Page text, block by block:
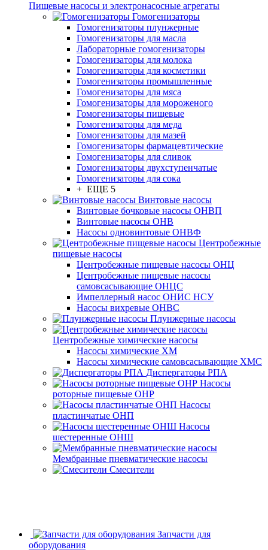
Пищевые насосы и электронасосные агрегаты
Гомогенизаторы
Гомогенизаторы плунжерные
Гомогенизаторы для масла
Лабораторные гомогенизаторы
Гомогенизаторы для молока
Гомогенизаторы для косметики
Гомогенизаторы промышленные
Гомогенизаторы для мяса
Гомогенизаторы для мороженого
Гомогенизаторы пищевые
Гомогенизаторы для меда
Гомогенизаторы для мазей
Гомогенизаторы фармацевтические
Гомогенизаторы для сливок
Гомогенизаторы двухступенчатые
Гомогенизаторы для сока
+ ЕЩЕ 5
Винтовые насосы
Винтовые бочковые насосы ОНВП
Винтовые насосы ОНВ
Насосы одновинтовые ОНВФ
Центробежные
пищевые насосы
Центробежные пищевые насосы ОНЦ
Центробежные пищевые насосы
самовсасывающие ОНЦС
Импеллерный насос ОНИС НСУ
Насосы вихревые ОНВС
Плунжерные насосы
Центробежные химические насосы
Насосы химические ХМ
Насосы химические самовсасывающие ХМС
Диспергаторы РПА
Насосы
роторные пищевые ОНР
Насосы
пластинчатые ОНП
Насосы
шестеренные ОНШ
Мембранные пневматические насосы
Смесители
Запчасти для
оборудования